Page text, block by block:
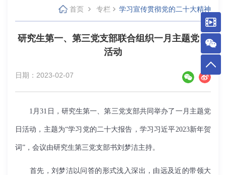
首页 专栏 学习宣传贯彻党的二十大精神
研究生第一、第三党支部联合组织一月主题党日
活动
日期：2023-02-07
1月31日，研究生第一、第三党支部共同举办了一月主题党
日活动，主题为“学习党的二十大报告，学习习近平2023新年贺
词”，会议由研究生第三党支部书刘梦洁主持。
首先，刘梦洁以问答的形式浅入深出，由远及近的带领大